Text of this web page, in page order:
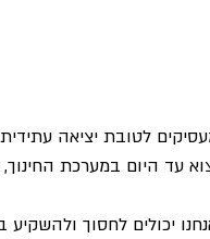
לטובת יציאה
עד היום במערכת
יכולים לחסוך ולהשקיע